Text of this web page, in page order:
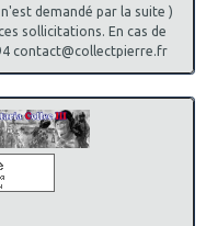
demandé par la suite )
sollicitations. En cas de
contact@collectpierre.fr